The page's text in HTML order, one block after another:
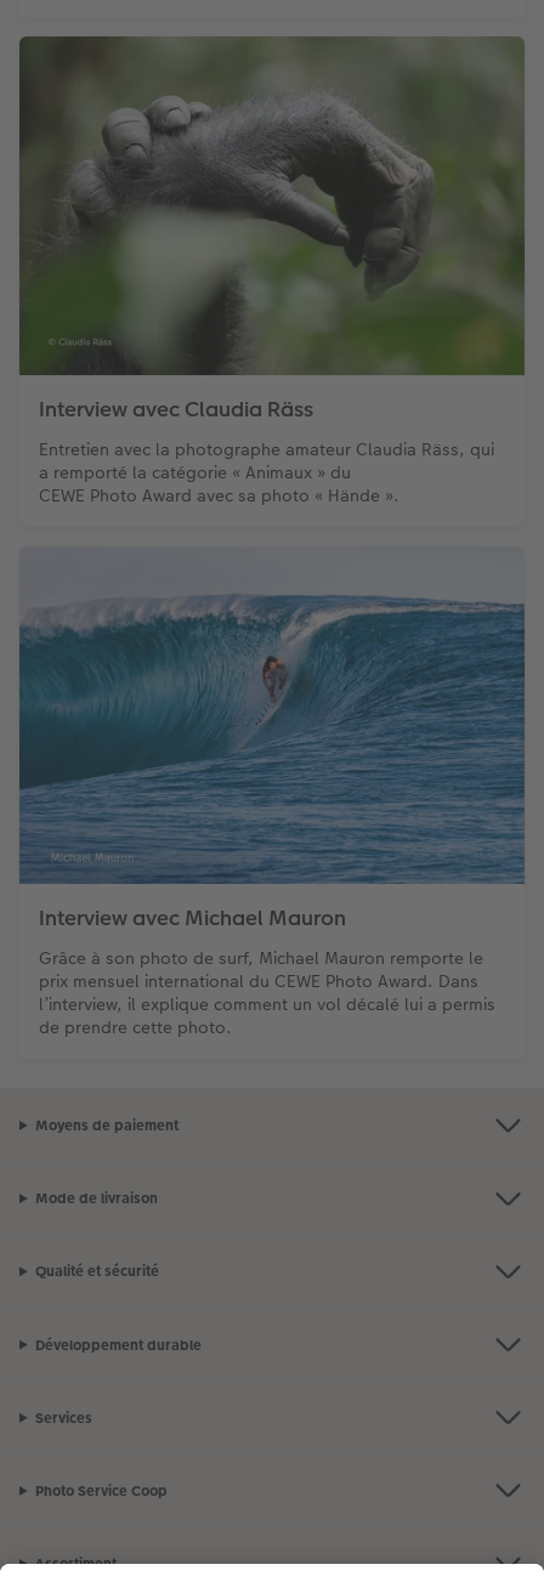
Interview avec Claudia Räss
Entretien avec la photographe amateur Claudia Räss, qui
a remporté la catégorie « Animaux » du
CEWE Photo Award avec sa photo « Hände ».
Interview avec Michael Mauron
Grâce à son photo de surf, Michael Mauron remporte le
prix mensuel international du CEWE Photo Award. Dans
l’interview, il explique comment un vol décalé lui a permis
de prendre cette photo.
Moyens de paiement
Mode de livraison
Qualité et sécurité
Développement durable
Services
Photo Service Coop
Assortiment